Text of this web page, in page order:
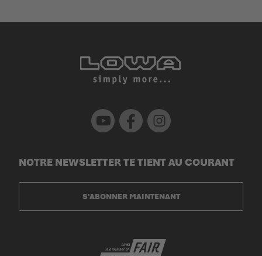
Youtube Facebook Instagram
NOTRE NEWSLETTER TE TIENT AU COURANT
S'ABONNER MAINTENANT